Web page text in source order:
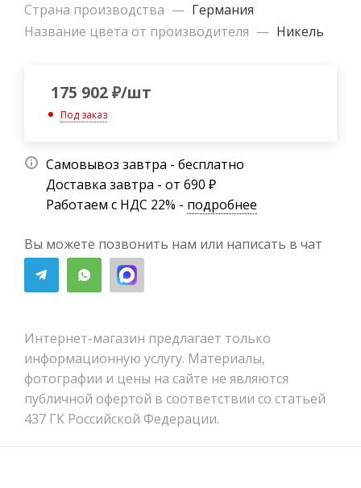
Страна производства — Германия
Название цвета от производителя — Никель
175 902₽/шт
Под заказ
Самовывоз завтра - бесплатно
Доставка завтра - от 690 ₽
Работаем с НДС 22% - подробнее
Вы можете позвонить нам или написать в чат
Интернет-магазин предлагает только
информационную услугу. Материалы,
фотографии и цены на сайте не являются
публичной офертой в соответствии со статьей
437 ГК Российской Федерации.